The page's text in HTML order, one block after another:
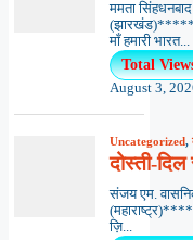
ममता सिंहधनबाद
माँ हमारी भारत...
Total
August 3,
Uncategorized,
दोस्ती-
संजय एम.
ज़ि...